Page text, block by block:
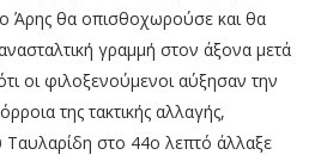
Άρης θα οπισθοχωρούσε και θα
γραμμή στον άξονα μετά
οι φιλοξενούμενοι αύξησαν την
της τακτικής αλλαγής,
στο 44ο λεπτό άλλαξε